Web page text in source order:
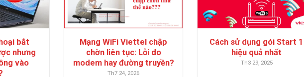
bắt
nhưng
vào
Mạng WiFi Viettel chập
chờn liên tục: Lỗi do
modem hay đường truyền?
Th7 24, 2026
Cách sử dụng gói Start 1
hiệu quả nhất
Th3 29, 2025